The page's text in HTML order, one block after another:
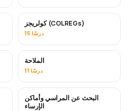
كولريجز (COLREGs)
15 درسًا
الملاحة
11 درسًا
البحث عن المراسي وأماكن
الإرساء